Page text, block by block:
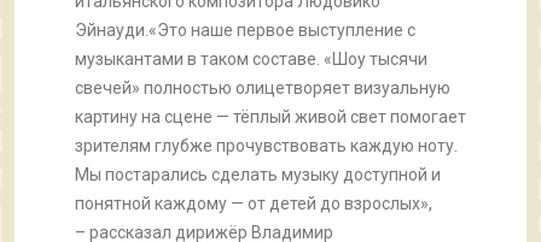
Эйнауди.«Это наше первое выступление с
музыкантами в таком составе. «Шоу тысячи
свечей» полностью олицетворяет визуальную
картину на сцене — тёплый живой свет помогает
зрителям глубже прочувствовать каждую ноту.
Мы постарались сделать музыку доступной и
понятной каждому — от детей до взрослых»,
– рассказал дирижёр Владимир